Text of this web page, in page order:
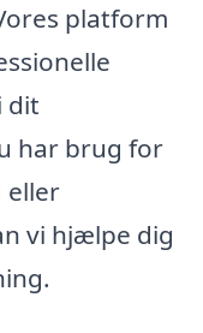
platform
dit
har brug for
eller
vi hjælpe dig